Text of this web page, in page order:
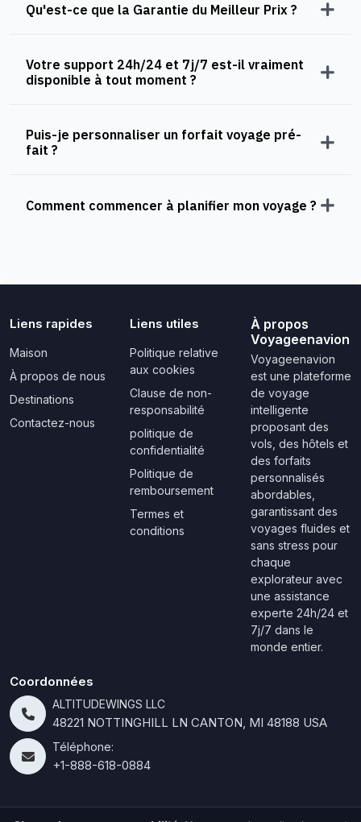
Qu'est-ce que la Garantie du Meilleur Prix ?
Votre support 24h/24 et 7j/7 est-il vraiment
disponible à tout moment ?
Puis-je personnaliser un forfait voyage pré-
fait ?
Comment commencer à planifier mon voyage ?
Liens rapides
Maison
À propos de nous
Destinations
Contactez-nous
Liens utiles
Politique relative
aux cookies
Clause de non-
responsabilité
politique de
confidentialité
Politique de
remboursement
Termes et
conditions
À propos
Voyageenavion
Voyageenavion
est une plateforme
de voyage
intelligente
proposant des
vols, des hôtels et
des forfaits
personnalisés
abordables,
garantissant des
voyages fluides et
sans stress pour
chaque
explorateur avec
une assistance
experte 24h/24 et
7j/7 dans le
monde entier.
Coordonnées
ALTITUDEWINGS LLC
48221 NOTTINGHILL LN CANTON, MI 48188 USA
Téléphone:
+1-888-618-0884